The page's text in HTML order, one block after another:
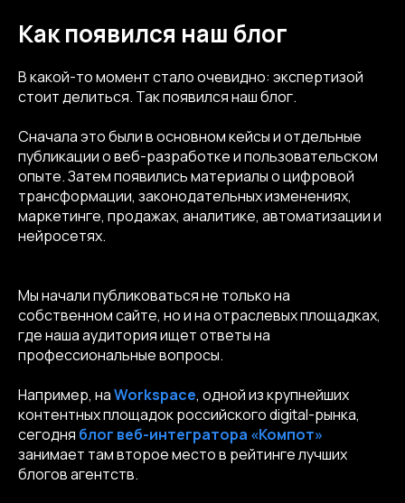
Как появился наш блог
В какой-то момент стало очевидно: экспертизой
стоит делиться. Так появился наш блог.
Сначала это были в основном кейсы и отдельные
публикации о веб-разработке и пользовательском
опыте. Затем появились материалы о цифровой
трансформации, законодательных изменениях,
маркетинге, продажах, аналитике, автоматизации и
нейросетях.
Мы начали публиковаться не только на
собственном сайте, но и на отраслевых площадках,
где наша аудитория ищет ответы на
профессиональные вопросы.
Например, наWorkspace, одной из крупнейших
контентных площадок российского digital-рынка,
сегодня блог веб-интегратора «Компот»
занимает там второе место в рейтинге лучших
блогов агентств.